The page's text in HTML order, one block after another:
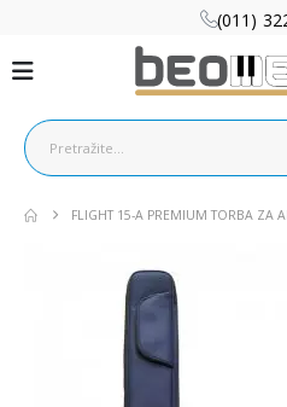
(011)
FLIGHT 15-A PREMIUM TORBA ZA